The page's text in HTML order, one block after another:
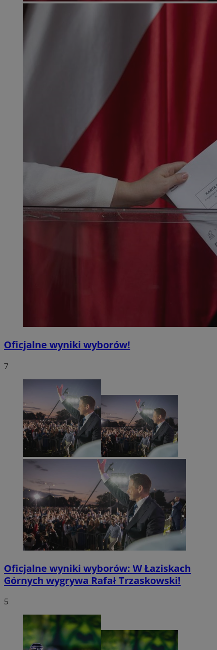
Oficjalne wyniki wyborów!
7
Oficjalne wyniki wyborów: W Łaziskach
Górnych wygrywa Rafał Trzaskowski!
5